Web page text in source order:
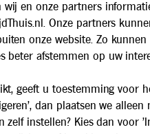
wij en onze partners
Onze partners
onze website. Zo kunnen
beter afstemmen op uw
geeft u toestemming voor
dan plaatsen we alleen
zelf instellen? Kies dan voor